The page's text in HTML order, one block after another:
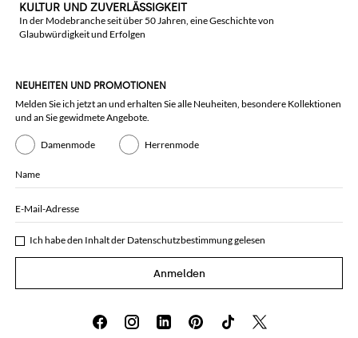
KULTUR UND ZUVERLÄSSIGKEIT
In der Modebranche seit über 50 Jahren, eine Geschichte von
Glaubwürdigkeit und Erfolgen
NEUHEITEN UND PROMOTIONEN
Melden Sie ich jetzt an und erhalten Sie alle Neuheiten, besondere Kollektionen
und an Sie gewidmete Angebote.
Damenmode Herrenmode
Name
E-Mail-Adresse
Ich habe den Inhalt der Datenschutzbestimmunggelesen
Anmelden